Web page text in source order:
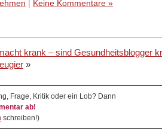
Keine Kommentare »
krank – sind Gesundheitsblogger
»
Frage, Kritik oder ein Lob? Dann
ab!
schreiben!)